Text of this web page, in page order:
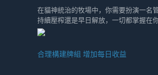
在貓神統治的牧場中，你需要扮演一名
持續壓榨還是早日解放，一切都掌握在你
合理構建牌組 增加每日收益